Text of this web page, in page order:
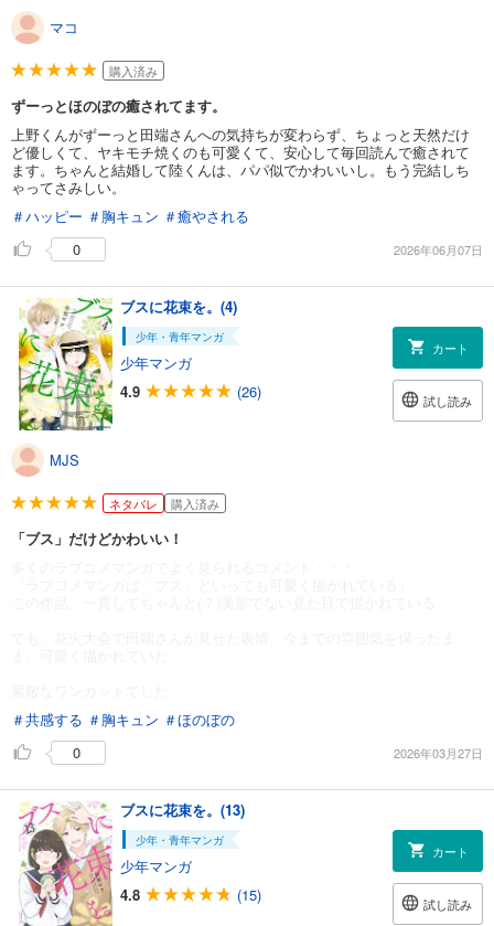
マコ
購入済み
ずーっとほのぼの癒されてます。
上野くんがずーっと田端さんへの気持ちが変わらず、ちょっと天然だけ
ど優しくて、ヤキモチ焼くのも可愛くて、安心して毎回読んで癒されて
ます。ちゃんと結婚して陸くんは、パパ似でかわいいし。もう完結しち
ゃってさみしい。
＃ハッピー ＃胸キュン ＃癒やされる
0
2026年06月07日
ブスに花束を。(4)
少年・青年マンガ
少年マンガ
4.9
(26)
カート
試し読み
MJS
ネタバレ 購入済み
「ブス」だけどかわいい！
＃共感する ＃胸キュン ＃ほのぼの
0
2026年03月27日
ブスに花束を。(13)
少年・青年マンガ
少年マンガ
4.8
(15)
カート
試し読み